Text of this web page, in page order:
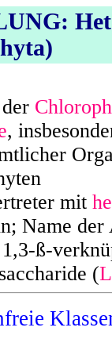
,
mit
Name
ß-
(